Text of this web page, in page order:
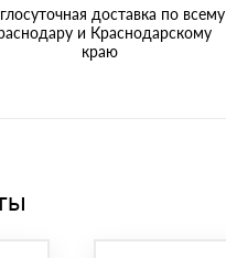
доставка по всему
и Краснодарскому
краю